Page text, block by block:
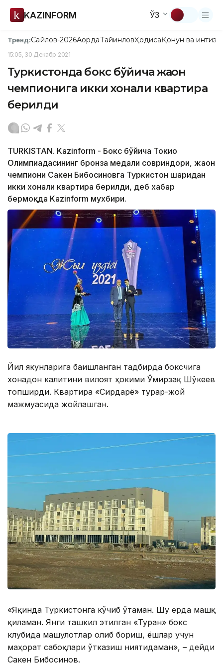
KAZINFORM ЎЗ
Тренд:Сайлов-2026АқордаТайинловҲодисаҚонун ва
15:05, 30 Декабр 2021
Туркистонда бокс бўйича жаҳон
чемпионига икки хонали квартира
берилди
TURKISTAN. Kazinform - Бокс бўйича Токио
Олимпиадасининг бронза медали совриндори, жаҳон
чемпиони Сакен Бибосиновга Туркистон шаҳридан
икки хонали квартира берилди, деб хабар
бермоқда Kazinform мухбири.
Йил якунларига бағишланган тадбирда боксчига
хонадон калитини вилоят ҳокими Ўмирзақ Шўкеев
топширди. Квартира «Сирдарё» турар-жой
мажмуасида жойлашган.
«Яқинда Туркистонга кўчиб ўтаман. Шу ерда машқ
қиламан. Янги ташкил этилган «Туран» бокс
клубида машғулотлар олиб бориш, ёшлар учун
маҳорат сабоқлари ўтказиш ниятидаман», – дейди
Сакен Бибосинов.